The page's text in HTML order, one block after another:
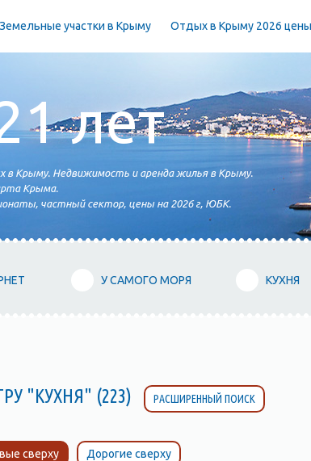
Земельные участки в Крыму Отдых в Крыму 2026 цены
лет
в Крыму. Недвижимость и аренда жилья в Крыму.
Крыма.
частный сектор, цены на 2026 г, ЮБК.
У САМОГО МОРЯ КУХНЯ
"КУХНЯ" (223) РАСШИРЕННЫЙ ПОИСК
сверху Дорогие сверху